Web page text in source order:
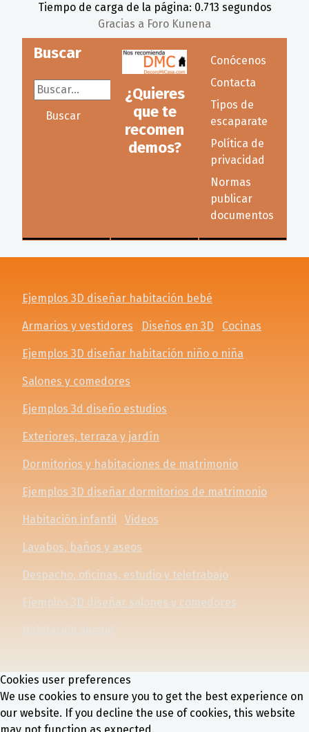
Tiempo de carga de la página: 0.713 segundos
Gracias a Foro Kunena
Buscar
Buscar...
Buscar
¿Quieres
que te
recomen
demos?
Conócenos
Contacta
Tipos de
escaparate
Política de
privacidad
Normas
publicar
documentos
Ejemplos 3D diseñar habitación bebé
Armarios y vestidores Diseños en 3D Cocinas
Ejemplos 3D diseñar habitación niño o niña
Salones y comedores
Ejemplos 3d diseño estudios
Exteriores, terraza y jardín
Dormitorios y habitaciones de matrimonio
Ejemplos 3D diseñar dormitorios de matrimonio
Habitación infantil Videos
Lavabos, baños y aseos
Despacho, oficinas, estudio y teletrabajo
Ejemplos 3D diseñar salones y comedores
Habitación juvenil
Cookies user preferences
We use cookies to ensure you to get the best experience on
our website. If you decline the use of cookies, this website